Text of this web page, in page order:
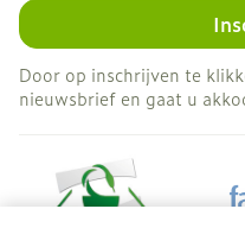
Door op inschrijven te
nieuwsbrief en gaat u